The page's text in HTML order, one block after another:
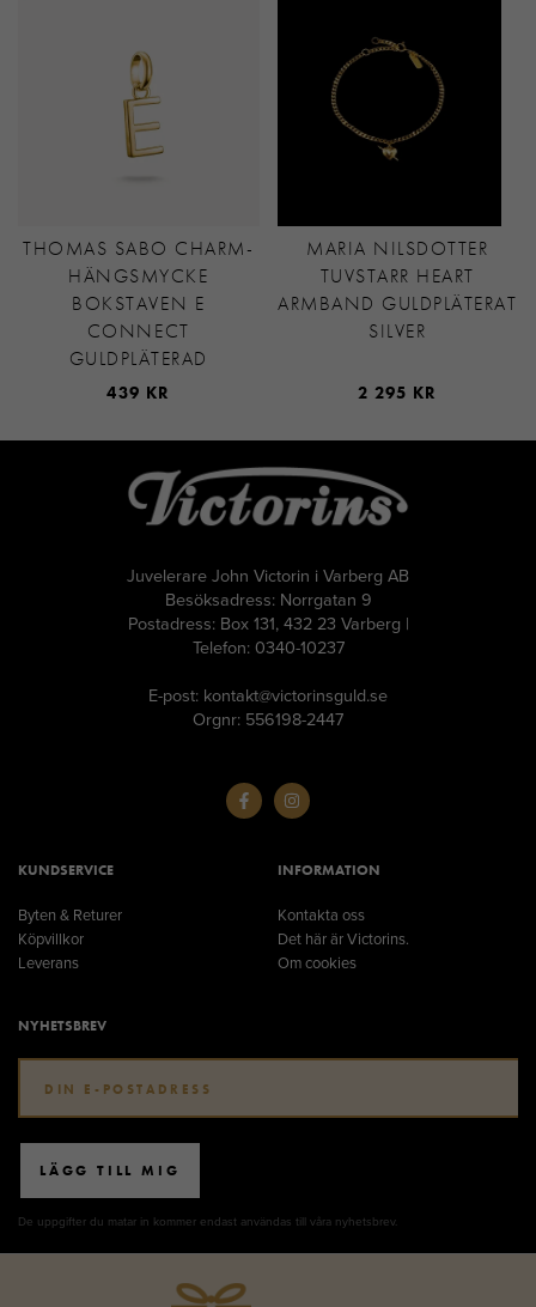
THOMAS SABO CHARM-
HÄNGSMYCKE
BOKSTAVEN E
CONNECT
GULDPLÄTERAD
439 KR
MARIA NILSDOTTER
TUVSTARR HEART
ARMBAND GULDPLÄTERAT
SILVER
2 295 KR
Juvelerare John Victorin i Varberg AB
Besöksadress: Norrgatan 9
Postadress: Box 131, 432 23 Varberg |
Telefon: 0340-10237
E-post: kontakt@victorinsguld.se
Orgnr: 556198-2447
KUNDSERVICE
Byten & Returer
Köpvillkor
Leverans
INFORMATION
Kontakta oss
Det här är Victorins.
Om cookies
NYHETSBREV
LÄGG TILL MIG
De uppgifter du matar in kommer endast användas till våra nyhetsbrev.